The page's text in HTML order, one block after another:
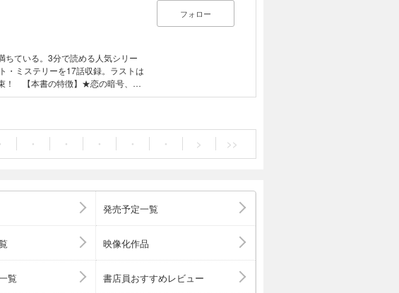
ている。3分で読める人気シリー
ミステリーを17話収録。ラストは
！ 【本書の特徴】★恋の暗号、消
「謎」が散りばめられたショート
式／恋の暗号／マレット／坂道の
／秘密の交換日記／よいこたち／
取り調べ／立ち止まる幽霊／名探偵
フォロー
・ ・ ・ ・ ・ ・ > >>
発売予定一覧
映像化作品
覧 書店員おすすめレビュー